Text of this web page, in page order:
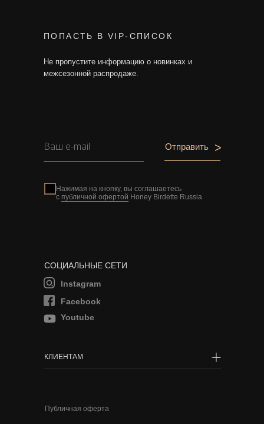
ПОПАСТЬ В VIP-СПИСОК
Не пропустите информацию о новинках и
межсезонной распродаже.
Отправить
СОЦИАЛЬНЫЕ СЕТИ
>
Нажимая на кнопку, вы соглашаетесь
с публичной офертой Honey Birdette Russia
Instagram
Facebook
Youtube
КЛИЕНТАМ
Публичная оферта